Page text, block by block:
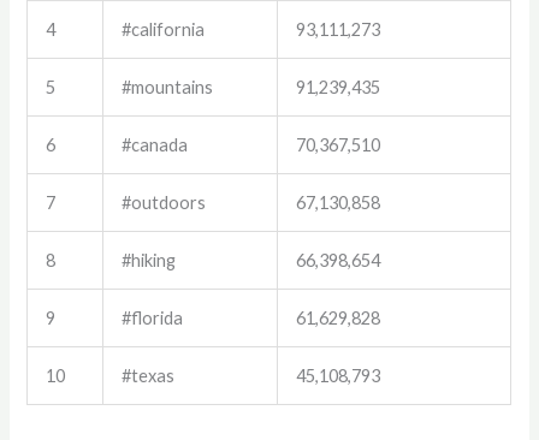
4 #california 93,111,273
5 #mountains 91,239,435
6 #canada 70,367,510
7 #outdoors 67,130,858
8 #hiking 66,398,654
9 #florida 61,629,828
10 #texas 45,108,793